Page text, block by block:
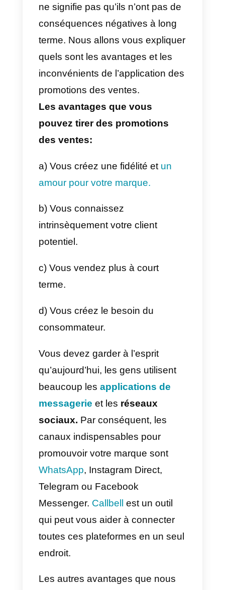
sur un site web, l’achat d’un
abonnement, l’achat d’un produit
complémentaire, la
communication de votre adresse
électronique, etc.
Avantages et
inconvénients des
promotions des ventes
que les promotions des ventes
ont un impact très positif sur la
vente de vos produits. Mais cela
ne signifie pas qu’ils n’ont pas de
conséquences négatives à long
terme. Nous allons vous
quels sont les avantages et les
inconvénients de l’application
promotions des ventes.
Les avantages que vous
des ventes: